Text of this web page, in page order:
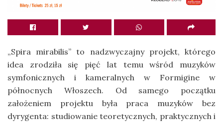
„Spira mirabilis” to nadzwyczajny projekt, którego
idea zrodziła się pięć lat temu wśród muzyków
symfonicznych i kameralnych w Formigine w
północnych Włoszech. Od samego początku
założeniem projektu była praca muzyków bez
dyrygenta: studiowanie teoretycznych, praktycznych i